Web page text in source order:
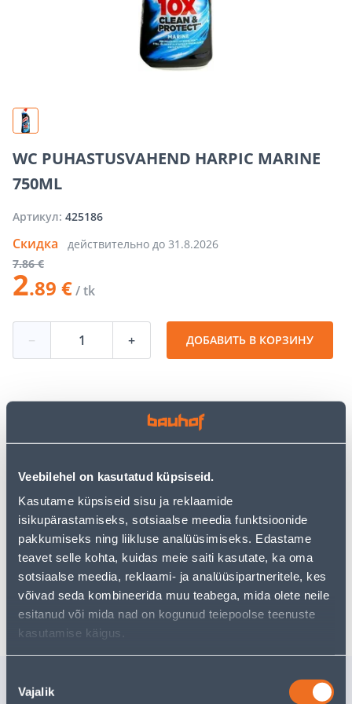
Veebilehel on kasutatud küpsiseid.
Kasutame küpsiseid sisu ja reklaamide
isikupärastamiseks, sotsiaalse meedia funktsioonide
pakkumiseks ning liikluse analüüsimiseks. Edastame
teavet selle kohta, kuidas meie saiti kasutate, ka oma
sotsiaalse meedia, reklaami- ja analüüsipartneritele, kes
võivad seda kombineerida muu teabega, mida olete neile
esitanud või mida nad on kogunud teiepoolse teenuste
kasutamise käigus.
valik
Vajalik
WC PUHASTUSVAHEND HARPIC MARINE
750ML
Артикул: 425186
Скидка действительно до 31.8.2026
7.86 €
2.89 €/ tk
− + ДОБАВИТЬ В КОРЗИНУ
Посмотреть наличие
• WC-puhastusvahend.
• 14-päevane tagastusõigus
Предполагаемая доставка 3,69 € от 2-5 tööpäeva
Забрать в магазине, с 09.08.2026